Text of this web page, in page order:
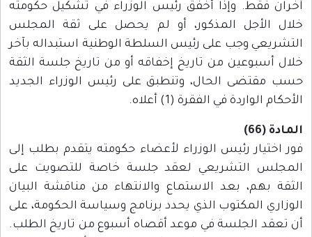
آخران فقط. وإذا أخفق رئيس الوزراء في تشكيل حكومته
خلال الأجل المذكور، أو لم يحصل على ثقة المجلس
التشريعي وجب على رئيس السلطة الوطنية استبداله بآخر
خلال أسبوعين من تاريخ إخفاقه أو من تاريخ جلسة الثقة
حسب مقتضى الحال، وتنطبق على رئيس الوزراء الجديد
الأحكام الواردة في الفقرة (1) أعلاه.
المادة (66)
فور اختيار رئيس الوزراء لأعضاء حكومته يتقدم بطلب إلى
المجلس التشريعي لعقد جلسة خاصة للتصويت على
الثقة بهم، بعد الاستماع والانتهاء من مناقشة البيان
الوزاري المكتوب الذي يحدد برنامج وسياسة الحكومة، على
أن تعقد الجلسة في موعد أقصاه أسبوع من تاريخ الطلب.